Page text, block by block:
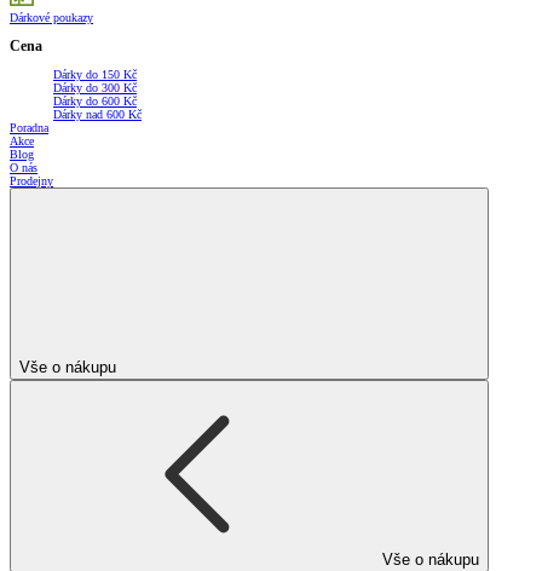
Dárkové poukazy
Cena
Dárky do 150 Kč
Dárky do 300 Kč
Dárky do 600 Kč
Dárky nad 600 Kč
Poradna
Akce
Blog
O nás
Prodejny
Vše o nákupu
Vše o nákupu